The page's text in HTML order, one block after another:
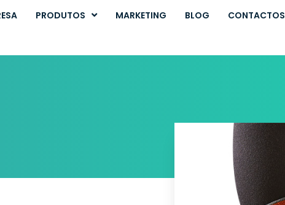
PRODUTOS MARKETING BLOG CONTACTOS